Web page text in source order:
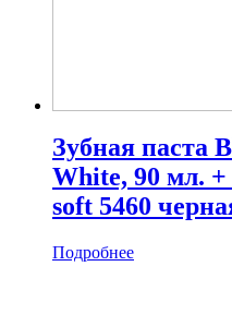
Зубная паста
White, 90 мл.
soft 5460
Подробнее